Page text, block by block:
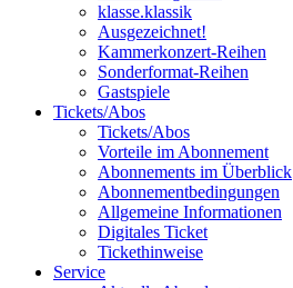
klasse.klassik
Ausgezeichnet!
Kammerkonzert-Reihen
Sonderformat-Reihen
Gastspiele
Tickets/Abos
Tickets/Abos
Vorteile im Abonnement
Abonnements im Überblick
Abonnement­bedingungen
Allgemeine Informationen
Digitales Ticket
Ticket­hinweise
Service